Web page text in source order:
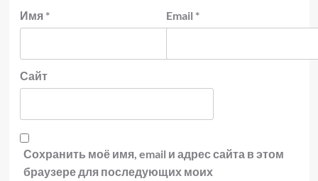
Имя * Email *
Сайт
Сохранить моё имя, email и адрес сайта в этом
браузере для последующих моих